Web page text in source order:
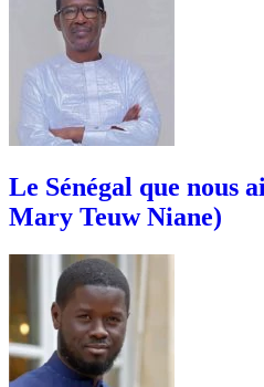
Le Sénégal que nous
Mary Teuw Niane)